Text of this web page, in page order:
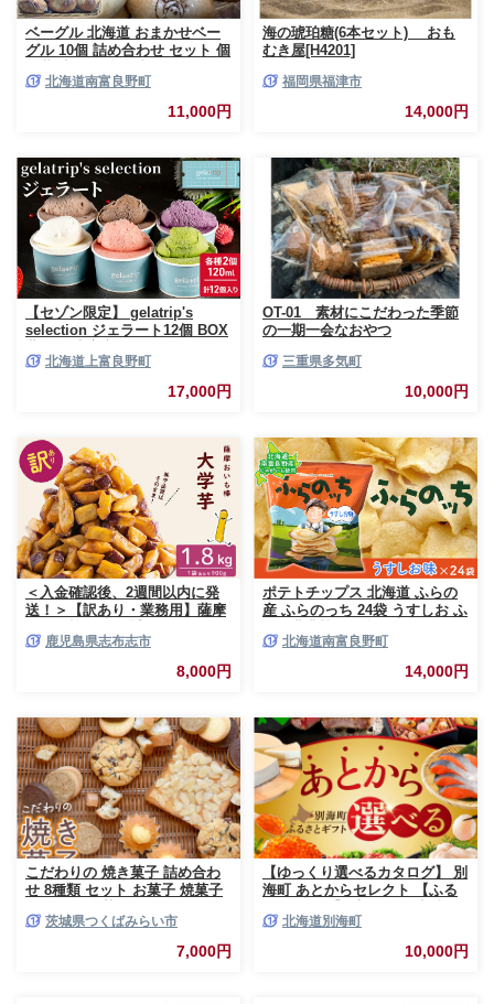
ベーグル 北海道 おまかせベー
グル 10個 詰め合わせ セット 個
酵母 天然酵母パン ナッツ チョ
コ チーズ レーズン いちじく ベ
ーコン ソーセージ キャラメル
北海道南富良野町
11,000円
海の琥珀糖(6本セット) おも
むき屋[H4201]
福岡県福津市
14,000円
【セゾン限定】 gelatrip's
selection ジェラート12個 BOX
スクリーム ジェラート デザー
ト ギフト 贈呈 贈り物 ミルク
生乳 牛乳 お菓子 スイーツ 冷凍
北海道上富良野町
17,000円
OT-01 素材にこだわった季節
の一期一会なおやつ
三重県多気町
10,000円
＜入金確認後、2週間以内に発
送！＞【訳あり・業務用】薩摩
1.8kg(900g×2袋) p8-142-2w
鹿児島県志布志市
8,000円
ポテトチップス 北海道 ふらの
産 ふらのっち 24袋 うすしお ふ
スナック スナック菓子 ポテト
チップ チップス ポテト 芋 菓子
お菓子 おやつ 箱 農協 ギフト
北海道南富良野町
14,000円
こだわりの 焼き菓子 詰め合わ
せ 8種類 セット お菓子 焼菓子
茨城県つくばみらい市
7,000円
【ゆっくり選べるカタログ】 別
海町 あとからセレクト 【ふる
とから選べる！ ギフト いくら
ほたて 海鮮 牛肉 ケーキ アイス
【BY0000010】（ 後から選べ
北海道別海町
10,000円